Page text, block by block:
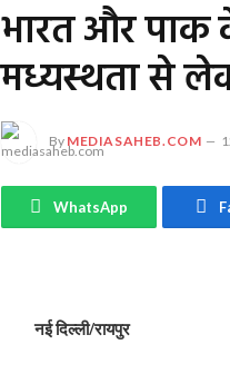
भारत और पाक
मध्यस्थता से
By MEDIASAHEB.COM
WhatsApp
नई दिल्ली/रायपुर